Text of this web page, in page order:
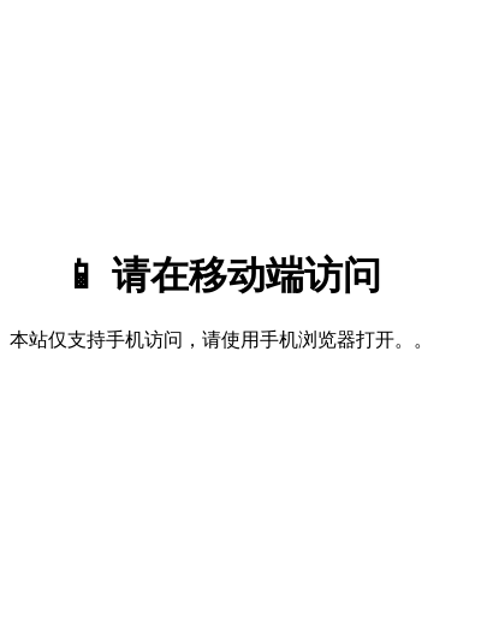
📱 请在移动端访问
本站仅支持手机访问，请使用手机浏览器打开。。